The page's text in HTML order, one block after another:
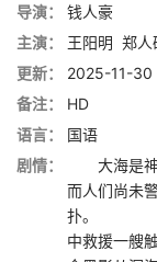
导演：
钱人豪
主演：
王阳明 郑人
更新：
2025-11-30
备注：
HD
语言：
国语
剧情：
大海是神
而人们尚未
扑。 救难
中救援一艘